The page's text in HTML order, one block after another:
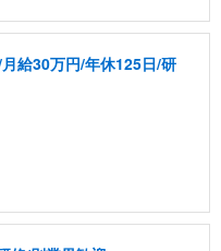
給30万円/年休125日/研